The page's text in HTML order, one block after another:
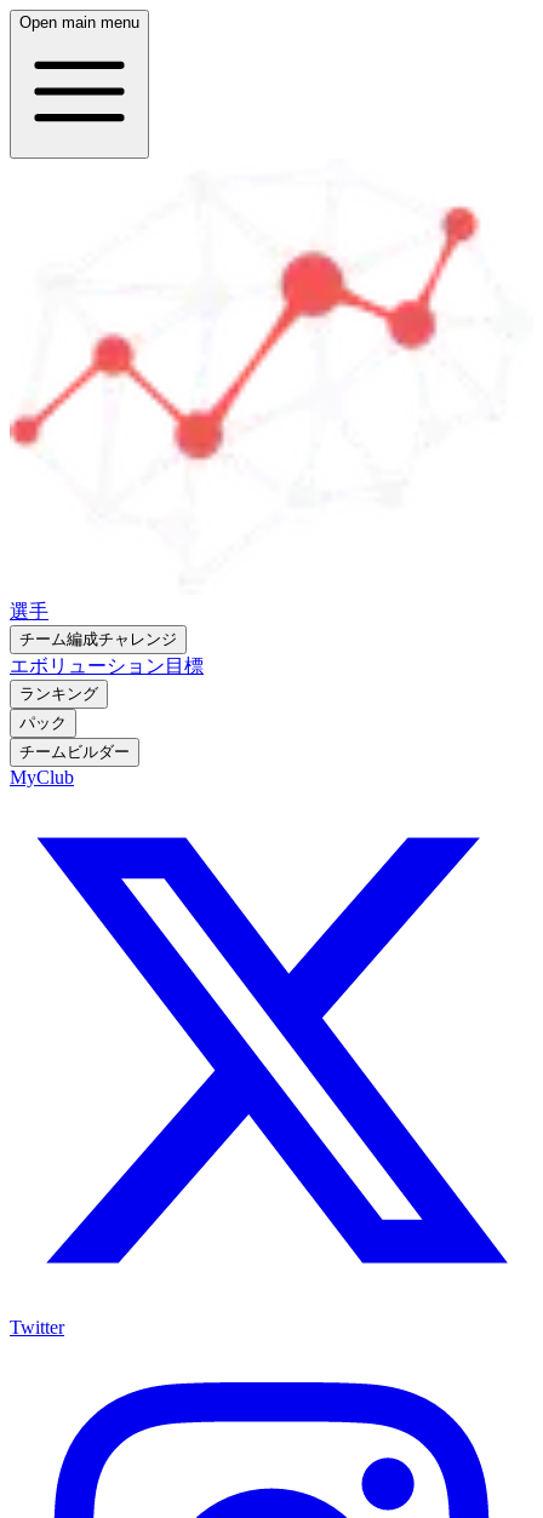
Open main menu
選手
チーム編成チャレンジ
エボリューション 目標
ランキング
パック
チームビルダー
MyClub
Twitter